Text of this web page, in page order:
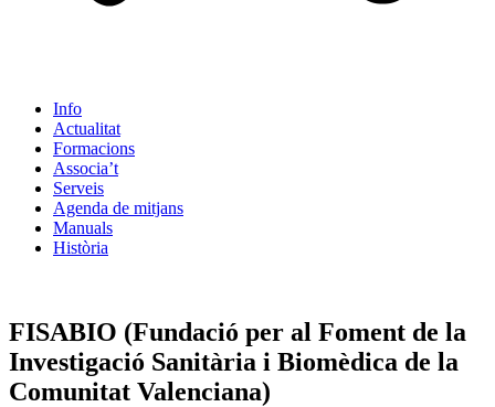
Info
Actualitat
Formacions
Associa’t
Serveis
Agenda de mitjans
Manuals
Història
FISABIO (Fundació per al Foment de la
Investigació Sanitària i Biomèdica de la
Comunitat Valenciana)